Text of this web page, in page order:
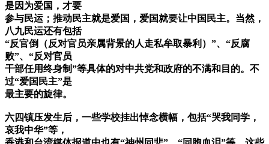
是因为爱国，才要
参与民运；推动民主就是爱国，爱国就要让中国民主。当然，
八九民运还有包括
“反官倒（反对官员亲属背景的人走私牟取暴利）”、“反腐
败”、“反对官员
干部任用终身制”等具体的对中共党和政府的不满和目的。不
过“爱国民主”是
最主要的旋律。
六四镇压发生后，一些学校挂出悼念横幅，包括“哭我同学，
哀我中华”等，